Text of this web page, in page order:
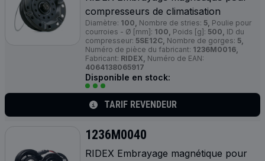
compresseurs de climatisation
Diamètre: 100, Nombre de stries: 5, Poulie pour
courroies - Ø [mm]: 100, Poids [g]: 500, ID du
compresseur: 5SE12C, Nombre de gorges: 5,
Numéro de pièce du fabricant: 1236M0016,
Fabricant: RIDEX, Numéro de EAN:
4064138065917
Disponible en stock:
TARIF REVENDEUR
1236M0040
RIDEX Embrayage magnétique pour